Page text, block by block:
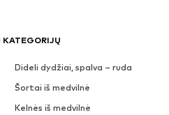
KATEGORIJŲ
Dideli dydžiai, spalva – ruda
Šortai iš medvilnė
Kelnės iš medvilnė